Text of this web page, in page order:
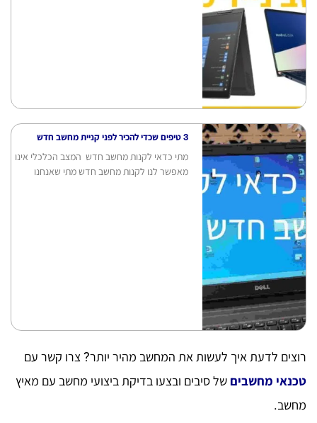
3 טיפים שכדי להכיר לפני קניית מחשב חדש
מתי כדאי לקנות מחשב חדש המצב הכלכלי אינו
מאפשר לנו לקנות מחשב חדש מתי שאנחנו
רוצים לדעת איך לעשות את המחשב מהיר יותר? צרו קשר עם
טכנאי מחשבים של סיבים ובצעו בדיקת ביצועי מחשב עם מאיץ
מחשב.